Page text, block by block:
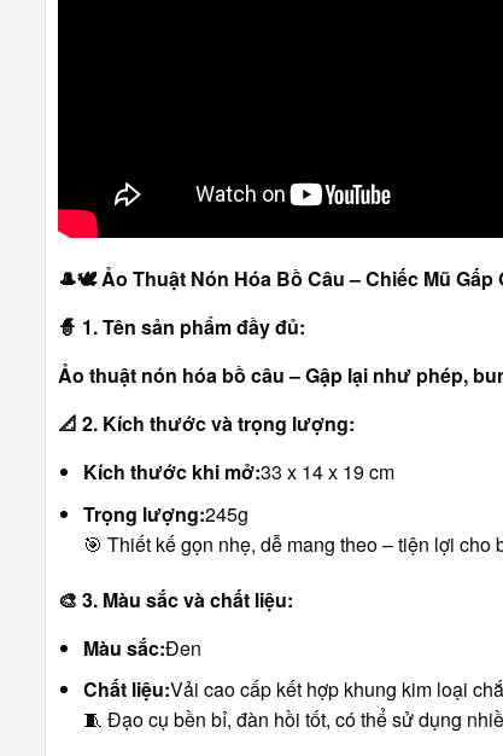
🎩🕊️Ảo Thuật Nón Hóa Bồ Câu – Chiếc Mũ
🧙 1. Tên sản phẩm đầy đủ:
Ảo thuật nón hóa bồ câu – Gập lại như phép,
📐 2. Kích thước và trọng lượng:
Kích thước khi mở:33 x 14 x 19 cm
Trọng lượng:245g
🎯 Thiết kế gọn nhẹ, dễ mang theo – tiện lợi cho
🎨 3. Màu sắc và chất liệu:
Màu sắc:Đen
Chất liệu:Vải cao cấp kết hợp khung kim loại
🧵 Đạo cụ bền bỉ, đàn hồi tốt, có thể sử dụng